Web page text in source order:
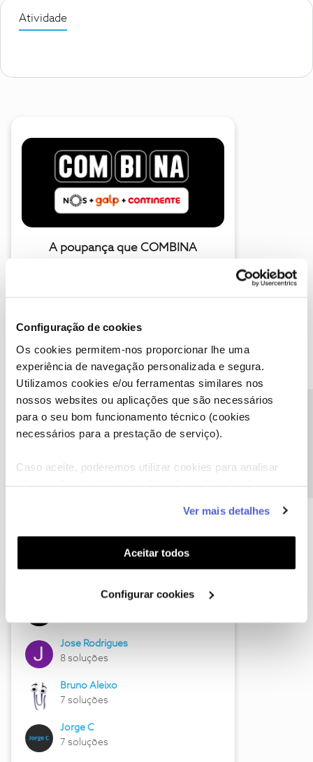
Configuração de cookies
Os cookies permitem-nos proporcionar lhe uma
experiência de navegação personalizada e segura.
Utilizamos cookies e/ou ferramentas similares nos
nossos websites ou aplicações que são necessários
para o seu bom funcionamento técnico (cookies
necessários para a prestação de serviço).
Caso aceite, poderemos utilizar cookies para analisar
funcionalidades (cookies de personalização e
funcionalidade) e adaptar anúncios aos seus interesses
(cookies de publicidade personalizada). Pode gerir a
utilização dos cookies clicando em "Configurar
Ver mais detalhes
Aceitar todos
Configurar cookies
Atividade
A poupança que COMBINA
Descubra as novidades de junho
Hall of Fame de junho
Jose Rodrigues
8 soluções
Bruno Aleixo
7 soluções
Jorge C
7 soluções